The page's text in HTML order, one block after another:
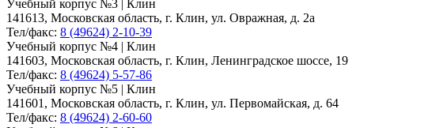
Учебный корпус №3 | Клин
141613, Московская область, г. Клин, ул. Овражная, д. 2а
Тел/факс: 8 (49624) 2-10-39
Учебный корпус №4 | Клин
141603, Московская область, г. Клин, Ленинградское шоссе, 19
Тел/факс: 8 (49624) 5-57-86
Учебный корпус №5 | Клин
141601, Московская область, г. Клин, ул. Первомайская, д. 64
Тел/факс: 8 (49624) 2-60-60